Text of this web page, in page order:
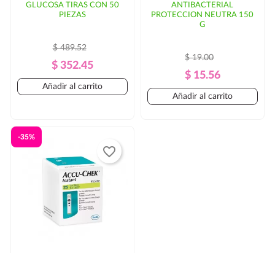
GLUCOSA TIRAS CON 50
PIEZAS
Precio
Regular
$ 489.52
Precio
$ 352.45
Añadir al carrito
ANTIBACTERIAL
PROTECCION NEUTRA 150
G
Precio
Regular
$ 19.00
Precio
$ 15.56
Añadir al carrito
-35%
favorite_border